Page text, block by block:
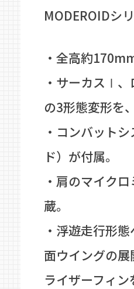
MODEROIDシ
・全高約
・サーカスⅠ
の3形態変形を
・コンバット
ド）が付属。
・肩のマイク
蔵。
・浮遊走行形
面ウイングの
ライザーフィ